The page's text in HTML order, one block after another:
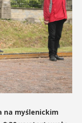
na myślenickim